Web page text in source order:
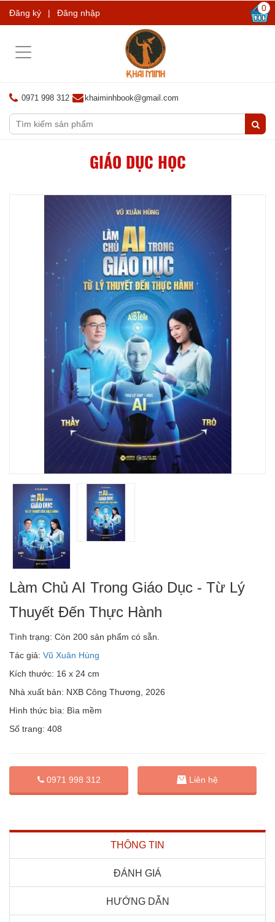
Đăng ký | Đăng nhập 0
Toggle
0971 998 312 khaiminhbook@gmail.com
GIÁO DỤC HỌC
Làm Chủ AI Trong Giáo Dục - Từ Lý
Thuyết Đến Thực Hành
Tình trạng: Còn 200 sản phẩm có sẵn.
Tác giả: Vũ Xuân Hùng
Kích thước: 16 x 24 cm
Nhà xuất bản: NXB Công Thương, 2026
Hình thức bìa: Bìa mềm
Số trang: 408
0971 998 312 Liên hệ
THÔNG TIN
ĐÁNH GIÁ
HƯỚNG DẪN